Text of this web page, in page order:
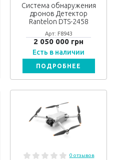
Система обнаружения
дронов Детектор
Rantelon DTS-2458
Арт: F8943
2 050 000 грн
Есть в наличии
ПОДРОБНЕЕ
0 отзывов